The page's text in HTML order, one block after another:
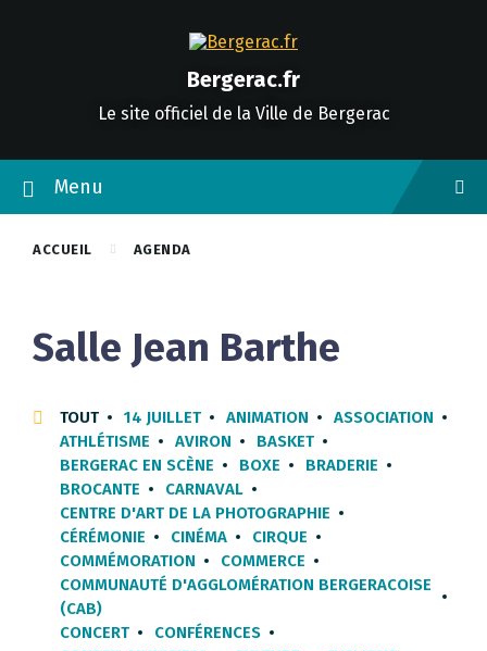
Bergerac.fr
Le site officiel de la Ville de Bergerac
Menu
ACCUEIL AGENDA
Salle Jean Barthe
TOUT 14 JUILLET ANIMATION
ASSOCIATION
ATHLÉTISME
AVIRON
BASKET
BERGERAC EN SCÈNE
BOXE
BRADERIE
BROCANTE
CARNAVAL
CENTRE D'ART DE LA PHOTOGRAPHIE
CÉRÉMONIE
CINÉMA
CIRQUE
COMMÉMORATION
COMMERCE
COMMUNAUTÉ D'AGGLOMÉRATION BERGERACOISE
(CAB)
CONCERT
CONFÉRENCES